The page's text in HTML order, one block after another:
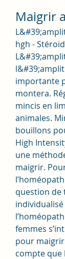
Maigrir
hgh -
importante
montera.
mincis en
animales.
bouillons
High
une
maigrir.
question
femmes
pour
compte que